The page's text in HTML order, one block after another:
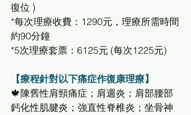
復位 )
*每次理療收費：1290元，理療所需時間
約90分鐘
*5次理療套票：6125元 (每次1225元)
【療程針對以下痛症作復康理療】
🍁陳舊性肩頸痛症；肩週炎；肩部腰部
鈣化性肌腱炎；強直性脊椎炎；坐骨神